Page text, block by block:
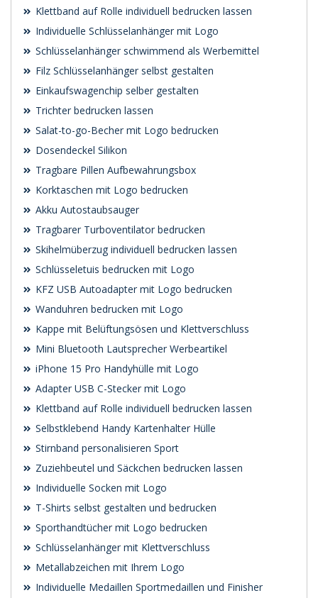
Klettband auf Rolle individuell bedrucken lassen
Individuelle Schlüsselanhänger mit Logo
Schlüsselanhänger schwimmend als Werbemittel
Filz Schlüsselanhänger selbst gestalten
Einkaufswagenchip selber gestalten
Trichter bedrucken lassen
Salat-to-go-Becher mit Logo bedrucken
Dosendeckel Silikon
Tragbare Pillen Aufbewahrungsbox
Korktaschen mit Logo bedrucken
Akku Autostaubsauger
Tragbarer Turboventilator bedrucken
Skihelmüberzug individuell bedrucken lassen
Schlüsseletuis bedrucken mit Logo
KFZ USB Autoadapter mit Logo bedrucken
Wanduhren bedrucken mit Logo
Kappe mit Belüftungsösen und Klettverschluss
Mini Bluetooth Lautsprecher Werbeartikel
iPhone 15 Pro Handyhülle mit Logo
Adapter USB C-Stecker mit Logo
Klettband auf Rolle individuell bedrucken lassen
Selbstklebend Handy Kartenhalter Hülle
Stirnband personalisieren Sport
Zuziehbeutel und Säckchen bedrucken lassen
Individuelle Socken mit Logo
T-Shirts selbst gestalten und bedrucken
Sporthandtücher mit Logo bedrucken
Schlüsselanhänger mit Klettverschluss
Metallabzeichen mit Ihrem Logo
Individuelle Medaillen Sportmedaillen und Finisher